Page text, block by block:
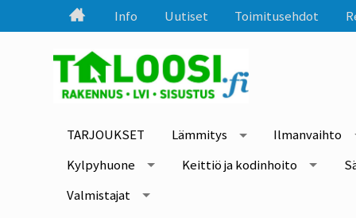
Info Uutiset Toimitusehdot
TARJOUKSET Lämmitys
Ilmanvaihto
Kylpyhuone
Keittiö ja kodinhoito
Valmistajat